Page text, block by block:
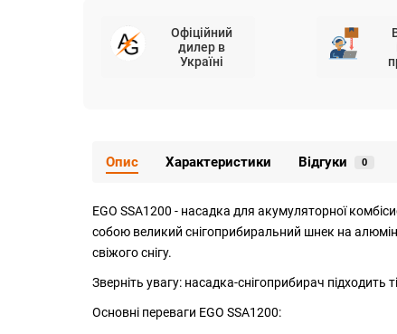
Офіційний
дилер в
Україні
Опис Характеристики Відгуки 0
EGO SSA1200 - насадка для акумуляторної
собою великий снігоприбиральний шнек на
свіжого снігу.
Зверніть увагу: насадка-снігоприбирач підходить
Основні переваги EGO SSA1200: